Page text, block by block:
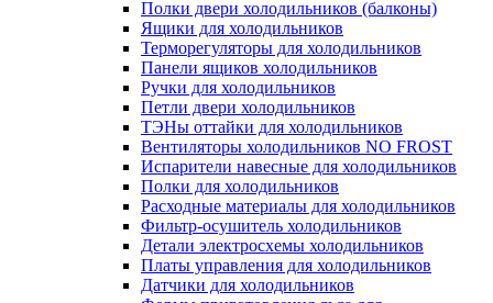
Полки двери холодильников (балконы)
Ящики для холодильников
Терморегуляторы для холодильников
Панели ящиков холодильников
Ручки для холодильников
Петли двери холодильников
ТЭНы оттайки для холодильников
Вентиляторы холодильников NO FROST
Испарители навесные для холодильников
Полки для холодильников
Расходные материалы для холодильников
Фильтр-осушитель холодильников
Детали электросхемы холодильников
Платы управления для холодильников
Датчики для холодильников